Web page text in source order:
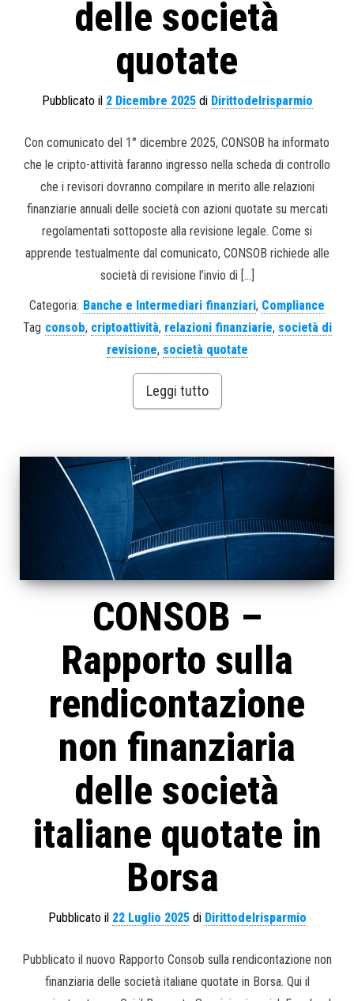
delle società
quotate
Pubblicato il 2 Dicembre 2025di Dirittodelrisparmio
Con comunicato del 1° dicembre 2025, CONSOB ha informato
che le cripto-attività faranno ingresso nella scheda di controllo
che i revisori dovranno compilare in merito alle relazioni
finanziarie annuali delle società con azioni quotate su mercati
regolamentati sottoposte alla revisione legale. Come si
apprende testualmente dal comunicato, CONSOB richiede alle
società di revisione l’invio di […]
Categoria: Banche e Intermediari finanziari, Compliance
Tag consob, criptoattività, relazioni finanziarie, società di
revisione, società quotate
Leggi tutto
CONSOB –
Rapporto sulla
rendicontazione
non finanziaria
delle società
italiane quotate in
Borsa
Pubblicato il 22 Luglio 2025di Dirittodelrisparmio
Pubblicato il nuovo Rapporto Consob sulla rendicontazione non
finanziaria delle società italiane quotate in Borsa. Qui il